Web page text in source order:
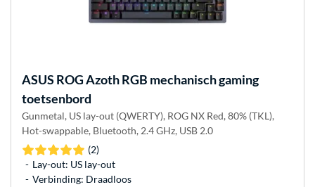
ASUS ROG Azoth RGB mechanisch gaming
toetsenbord
Gunmetal, US lay-out (QWERTY), ROG NX Red, 80% (TKL),
Hot-swappable, Bluetooth, 2.4 GHz, USB 2.0
(2)
Lay-out: US lay-out
Verbinding: Draadloos